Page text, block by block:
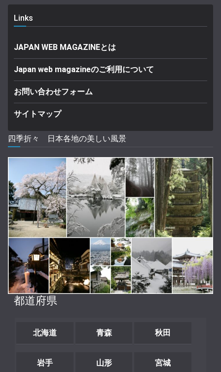
Links
JAPAN WEB MAGAZINEとは
Japan web magazineのご利用について
お問い合わせフォーム
サイトマップ
四季折々 日本各地の美しい風景
都道府県
北海道 青森 秋田
岩手 山形 宮城